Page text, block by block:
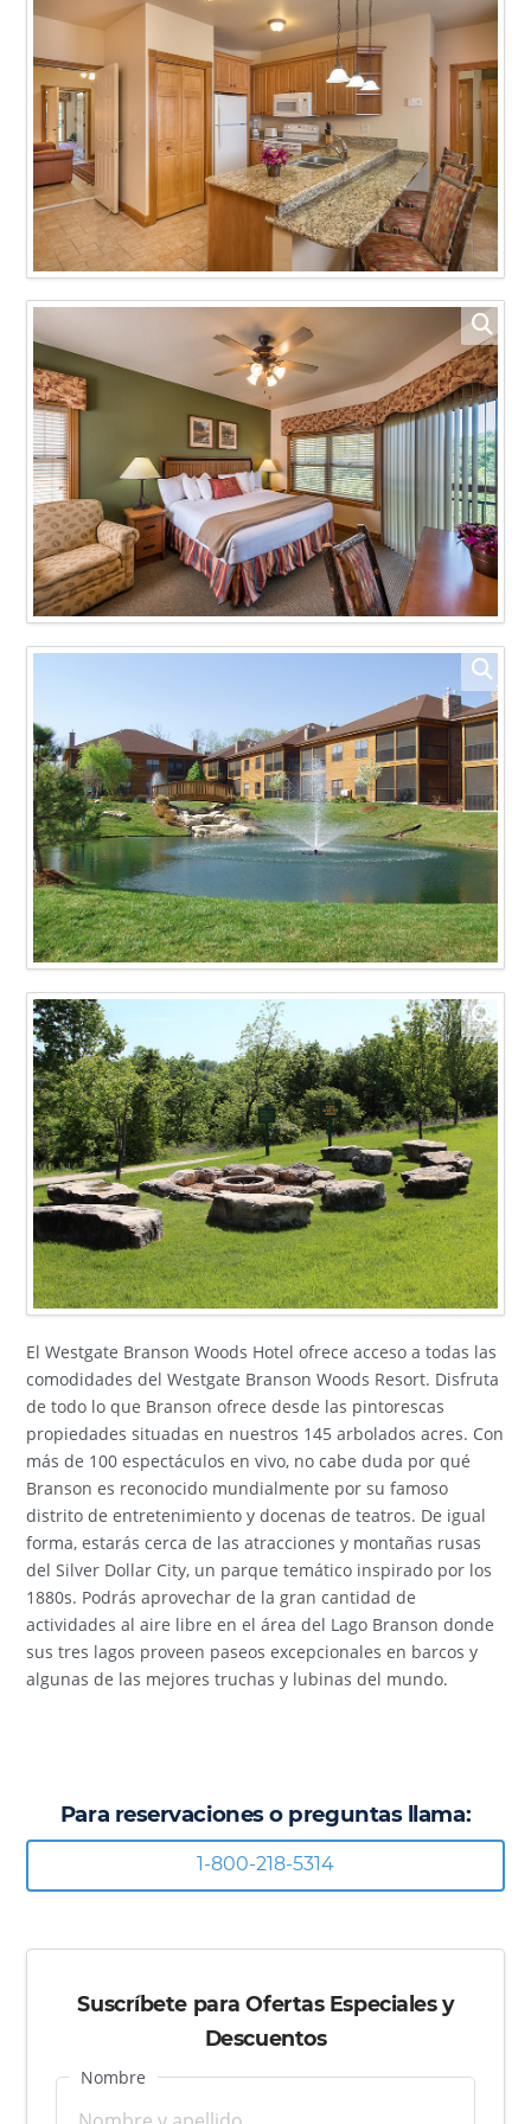
El Westgate Branson Woods Hotel ofrece acceso a todas las
comodidades del Westgate Branson Woods Resort. Disfruta
de todo lo que Branson ofrece desde las pintorescas
propiedades situadas en nuestros 145 arbolados acres. Con
más de 100 espectáculos en vivo, no cabe duda por qué
Branson es reconocido mundialmente por su famoso
distrito de entretenimiento y docenas de teatros. De igual
forma, estarás cerca de las atracciones y montañas rusas
del Silver Dollar City, un parque temático inspirado por los
1880s. Podrás aprovechar de la gran cantidad de
actividades al aire libre en el área del Lago Branson donde
sus tres lagos proveen paseos excepcionales en barcos y
algunas de las mejores truchas y lubinas del mundo.
Para reservaciones o preguntas llama:
1-800-218-5314
Suscríbete para Ofertas Especiales y
Descuentos
Nombre